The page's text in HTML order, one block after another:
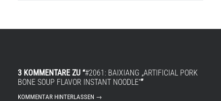
3 KOMMENTARE ZU “#2061: BAIXIANG „ARTIFICIAL PORK
BONE SOUP FLAVOR INSTANT NOODLE“”
KOMMENTAR HINTERLASSEN →